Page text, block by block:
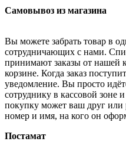
Самовывоз из магазина
Вы можете забрать товар в
сотрудничающих с нами.
принимают заказы от нашей
корзине. Когда заказ
уведомление. Вы просто
сотруднику в кассовой зоне
покупку может ваш друг или
номер и имя, на кого он
Постамат